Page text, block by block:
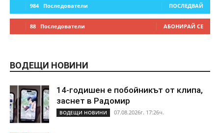
984 Последователи ПОСЛЕДВАЙ
88 Последователи АБОНИРАЙ СЕ
ВОДЕЩИ НОВИНИ
14-годишен е побойникът от клипа,
заснет в Радомир
ВОДЕЩИ НОВИНИ 07.08.2026г. 17:26ч.